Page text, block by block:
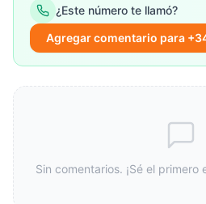
¿Este número te llamó?
Agregar comentario para
Sin comentarios. ¡Sé el primero